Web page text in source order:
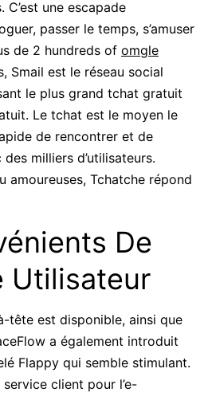
une escapade
passer le temps, s’amuser
de 2 hundreds of omgle
Smail est le réseau social
le plus grand tchat gratuit
Le tchat est le moyen le
de rencontrer et de
milliers d’utilisateurs.
amoureuses, Tchatche répond
De
Utilisateur
tête est disponible, ainsi que
a également introduit
Flappy qui semble stimulant.
client pour l’e-